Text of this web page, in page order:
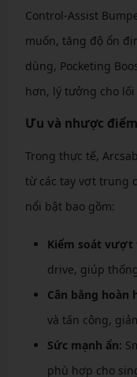
Control-Assist
muốn, tăng độ ổn
dùng, Pocketing
hơn, lý tưởng cho
Ưu và nhược
Trong thực tế,
từ các tay vợt trung
nổi bật bao gồm:
Kiểm soát vượt
drive, giúp
Cân bằng hoàn
và tấn công,
Sức mạnh ẩn:
phù hợp cho